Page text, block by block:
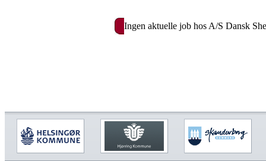
Ingen aktuelle job hos A/S Dansk